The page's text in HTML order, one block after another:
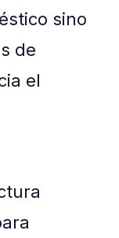
sino
de
el